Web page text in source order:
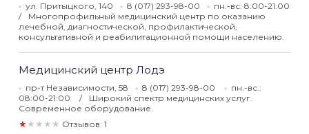
ул. Притыцкого, 140 8 (017) 293-98-00
пн.-вс: 8:00-21:00
Многопрофильный медицинский центр по оказанию
лечебной, диагностической, профилактической,
консультативной и реабилитационной помощи населению.
Медицинский центр Лодэ
пр-т Независимости, 58 8 (017) 293-98-00
пн.-вс.:
08:00-21:00
Широкий спектр медицинских услуг.
Современное оборудование.
★★★★★ Отзывов: 1